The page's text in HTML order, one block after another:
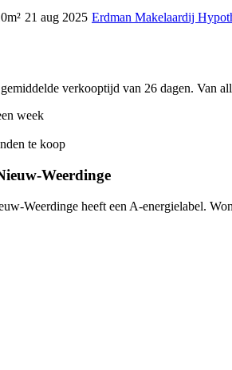
21 aug 2025 Erdman Makelaardij
verkooptijd van 26 dagen. Van
week
te koop
Weerdinge
Weerdinge heeft een A-energielabel.